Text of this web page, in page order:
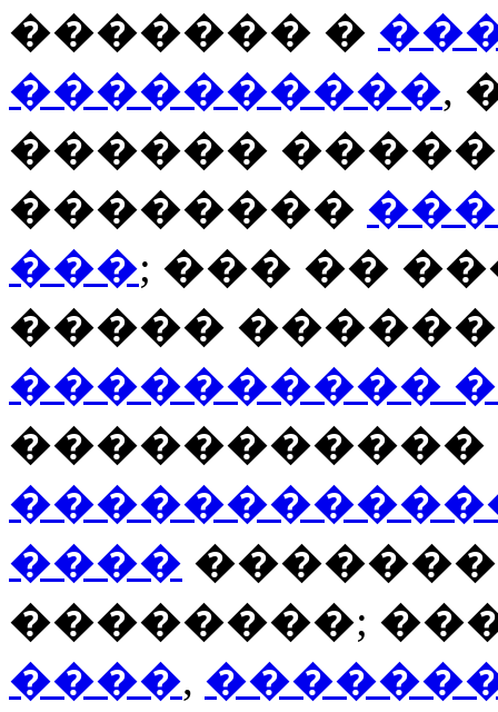
������� �
����������,
������
��������
���; ��� ��
�����
����������
�����������
����
��������;
����,